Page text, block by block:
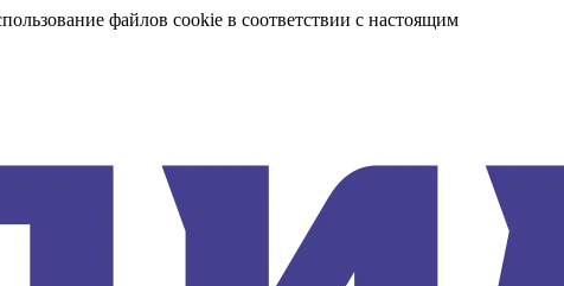
файлов cookie в соответствии с настоящим